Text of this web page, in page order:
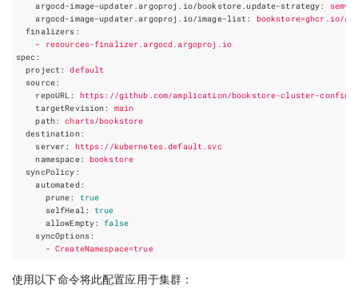
argocd-image-updater.argoproj.io/bookstore.update-strategy:
argocd-image-updater.argoproj.io/image-list :
bookstore=ghcr.io/
finalizers :
-
resources-finalizer.argocd.argoproj.io
spec :
project :
default
source:
repoURL:
https://github.com/amplication/bookstore-cluster-
targetRevision:
main
path:
charts/bookstore
destination:
server :
https://kubernetes.default.svc
namespace:
bookstore
syncPolicy :
automated :
prune:
true
selfHeal:
true
allowEmpty:
false
syncOptions:
- CreateNamespace=true
使用以下命令将此配置应用于集群：